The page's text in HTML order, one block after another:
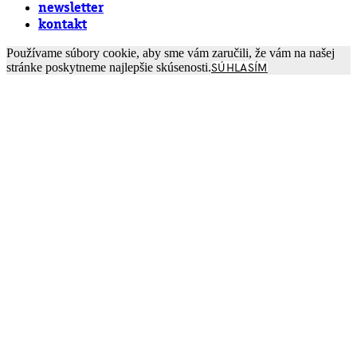
newsletter
kontakt
Používame súbory cookie, aby sme vám zaručili, že vám na našej
stránke poskytneme najlepšie skúsenosti.SÚHLASÍM